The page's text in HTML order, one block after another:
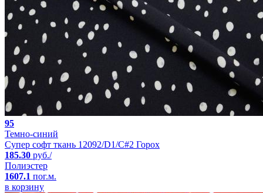
95
Темно-синий
Супер софт ткань 12092/D1/C#2 Горох
185.30 руб./
Полиэстер
1607.1 пог.м.
в корзину